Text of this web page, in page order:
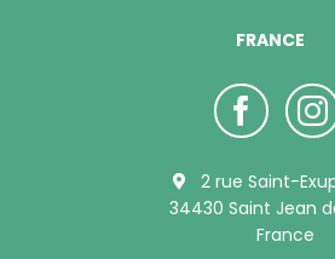
FRANCE
2 rue Saint-
34430 Saint Jean
France